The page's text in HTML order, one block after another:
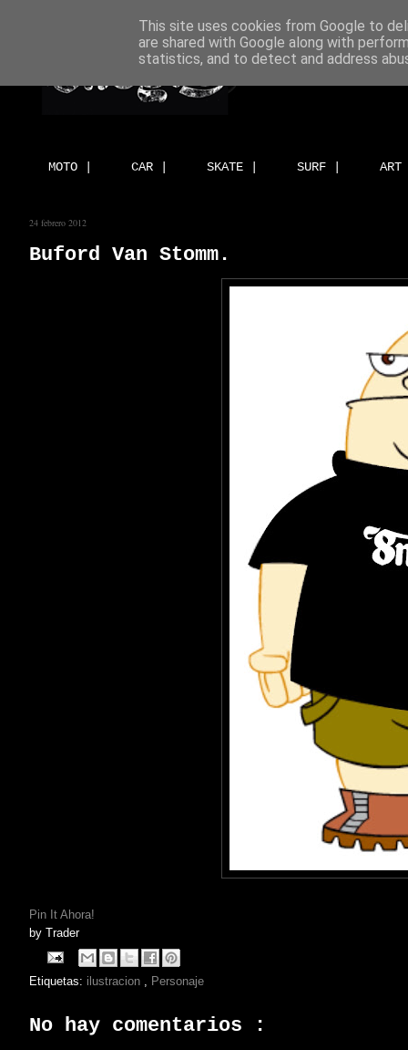
MOTO | CAR | SKATE | SURF |
24 febrero 2012
Buford Van Stomm.
Pin It Ahora!
by Trader
Etiquetas: ilustracion Personaje
No hay comentarios :
This site uses cookies from Google to
are shared with Google along with
statistics, and to detect and address